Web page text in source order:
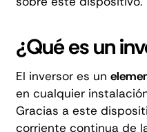
¿Qué es un
El inversor es un
en cualquier
Gracias a este
corriente continua de